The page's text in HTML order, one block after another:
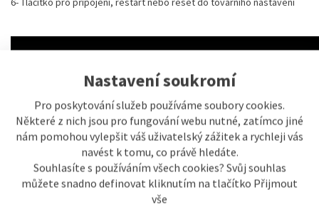
Nastavení soukromí
Pro poskytování služeb používáme soubory cookies.
Některé z nich jsou pro fungování webu nutné, zatímco jiné
nám pomohou vylepšit váš uživatelský zážitek a rychleji vás
navést k tomu, co právě hledáte.
Souhlasíte s používáním všech cookies? Svůj souhlas
můžete snadno definovat kliknutím na tlačítko Přijmout
vše